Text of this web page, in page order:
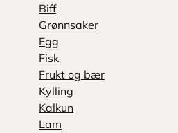
Biff
Grønnsaker
Egg
Fisk
Frukt og bær
Kylling
Kalkun
Lam